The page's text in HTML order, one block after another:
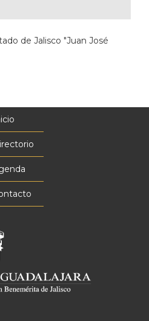
de Jalisco "Juan José